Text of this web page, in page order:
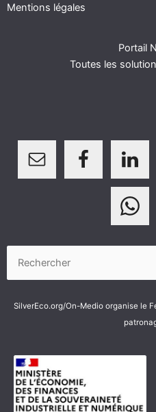
Mentions légales
Portail
Toutes les
SilverEco.org/On-Medio organise le